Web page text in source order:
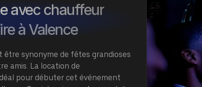
avec chauffeur
à Valence
synonyme de fêtes grandioses
amis. La location de
pour débuter cet événement